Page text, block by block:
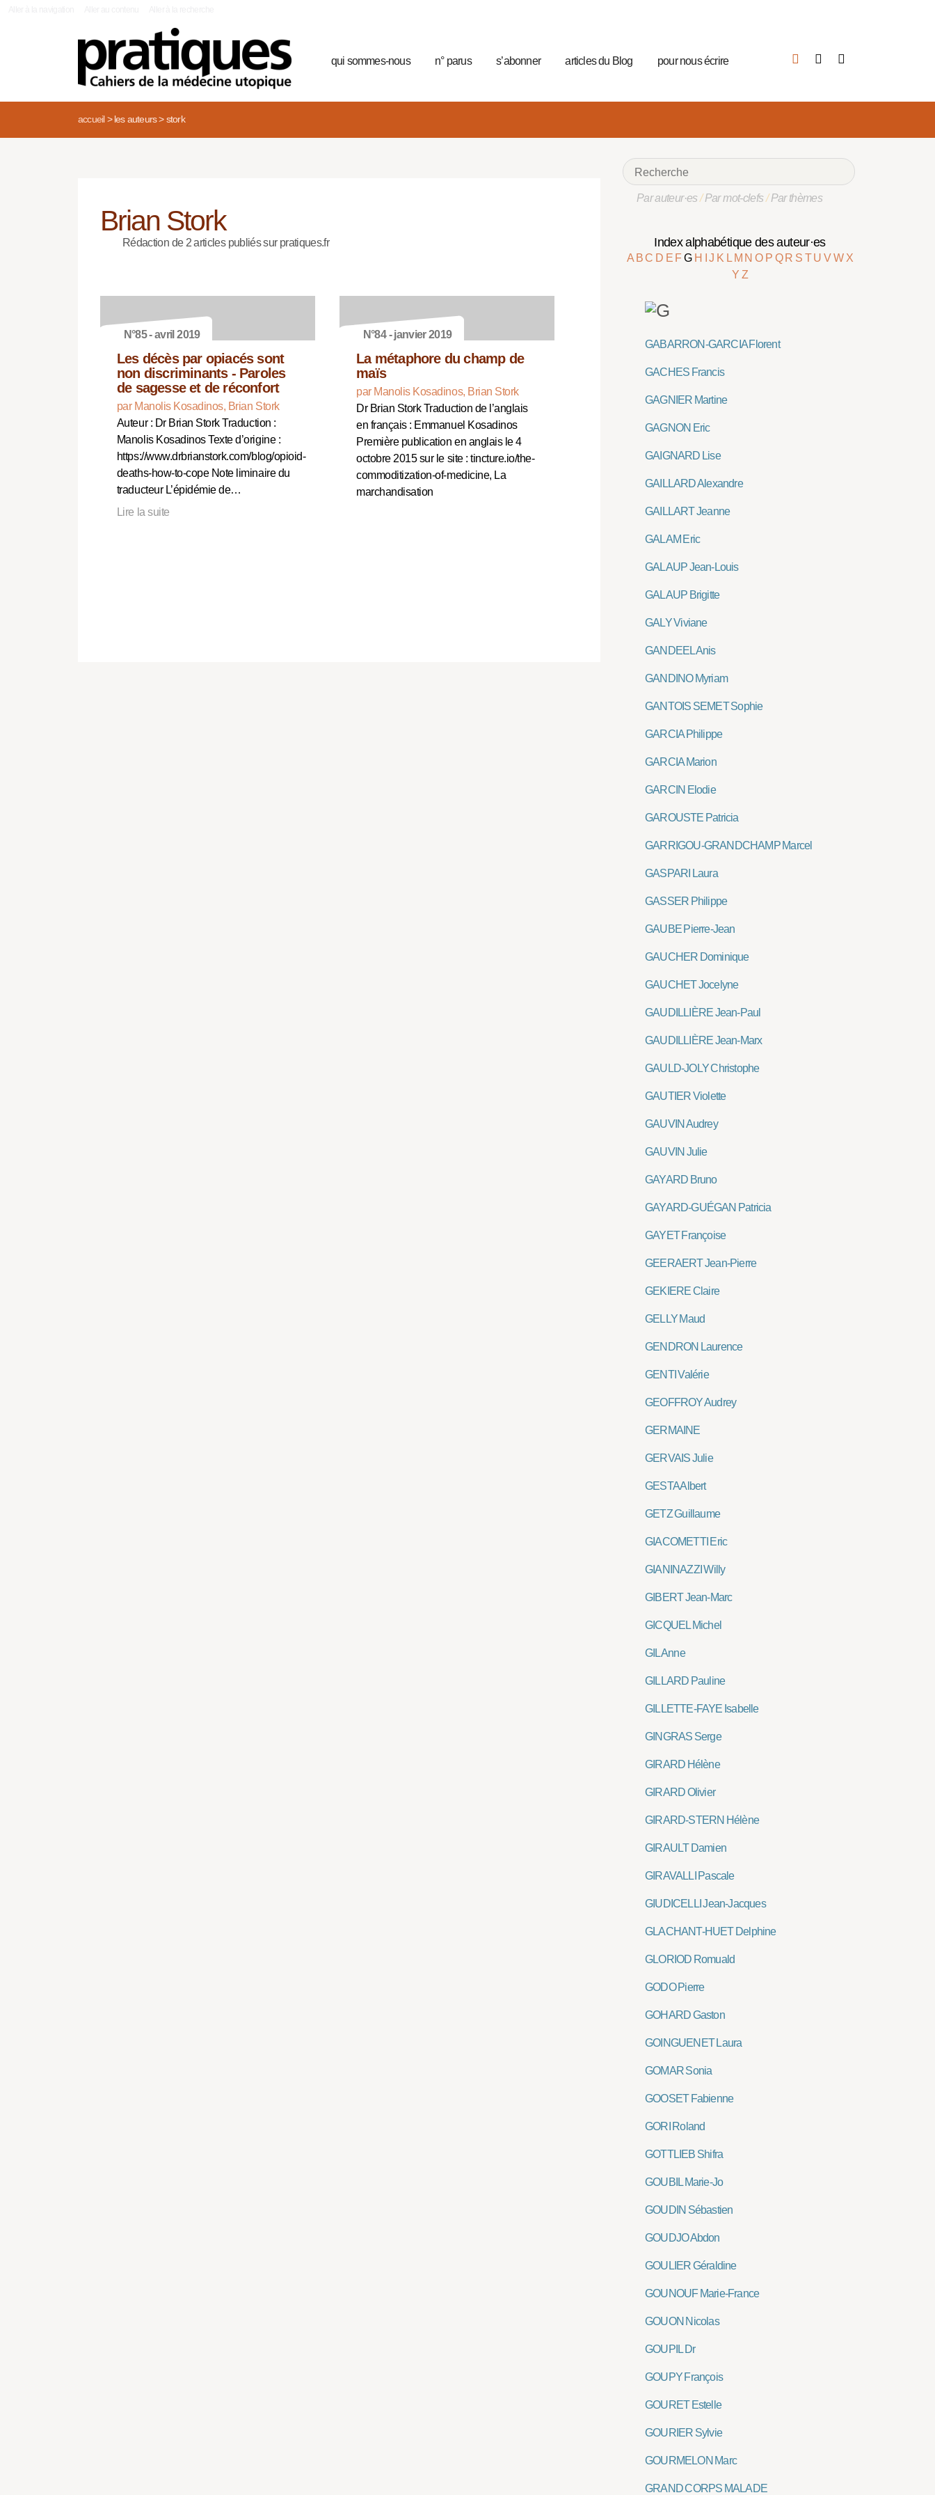
qui sommes-nous n° parus s’abonner articles du Blog pour nous écrire
accueil> les auteurs> stork
Brian Stork
Rédaction de 2 articles publiés sur pratiques.fr
N°85 - avril 2019
Les décès par opiacés sont
non discriminants - Paroles
de sagesse et de réconfort
par Manolis Kosadinos, Brian Stork
Auteur : Dr Brian Stork Traduction :
Manolis Kosadinos Texte d’origine :
https://www.drbrianstork.com/blog/opioid-
deaths-how-to-cope Note liminaire du
traducteur L’épidémie de…
Lire la suite
N°84 - janvier 2019
La métaphore du champ de
maïs
par Manolis Kosadinos, Brian Stork
Dr Brian Stork Traduction de l’anglais
en français : Emmanuel Kosadinos
Première publication en anglais le 4
octobre 2015 sur le site : tincture.io/the-
commoditization-of-medicine, La
marchandisation
Par auteur·es/Par mot-clefs/Par thèmes
Index alphabétique des auteur·es
A BC D E FG H IJ K L M NO P Q R S TUVW X
Y Z
GABARRON-GARCIA Florent
GACHES Francis
GAGNIER Martine
GAGNON Eric
GAIGNARD Lise
GAILLARD Alexandre
GAILLART Jeanne
GALAM Eric
GALAUP Jean-Louis
GALAUP Brigitte
GALY Viviane
GANDEEL Anis
GANDINO Myriam
GANTOIS SEMET Sophie
GARCIA Philippe
GARCIA Marion
GARCIN Elodie
GAROUSTE Patricia
GARRIGOU-GRANDCHAMP Marcel
GASPARI Laura
GASSER Philippe
GAUBE Pierre-Jean
GAUCHER Dominique
GAUCHET Jocelyne
GAUDILLIÈRE Jean-Paul
GAUDILLIÈRE Jean-Marx
GAULD-JOLY Christophe
GAUTIER Violette
GAUVIN Audrey
GAUVIN Julie
GAYARD Bruno
GAYARD-GUÉGAN Patricia
GAYET Françoise
GEERAERT Jean-Pierre
GEKIERE Claire
GELLY Maud
GENDRON Laurence
GENTI Valérie
GEOFFROY Audrey
GERMAINE
GERVAIS Julie
GESTA Albert
GETZ Guillaume
GIACOMETTI Eric
GIANINAZZI Willy
GIBERT Jean-Marc
GICQUEL Michel
GIL Anne
GILLARD Pauline
GILLETTE-FAYE Isabelle
GINGRAS Serge
GIRARD Hélène
GIRARD Olivier
GIRARD-STERN Hélène
GIRAULT Damien
GIRAVALLI Pascale
GIUDICELLI Jean-Jacques
GLACHANT-HUET Delphine
GLORIOD Romuald
GODO Pierre
GOHARD Gaston
GOINGUENET Laura
GOMAR Sonia
GOOSET Fabienne
GORI Roland
GOTTLIEB Shifra
GOUBIL Marie-Jo
GOUDIN Sébastien
GOUDJO Abdon
GOULIER Géraldine
GOUNOUF Marie-France
GOUON Nicolas
GOUPIL Dr
GOUPY François
GOURET Estelle
GOURIER Sylvie
GOURMELON Marc
GRAND CORPS MALADE